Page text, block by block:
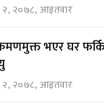
२, २०७८, आइतवार
भएर घर
२, २०७८, आइतवार